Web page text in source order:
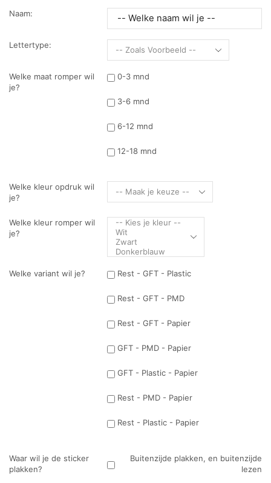
Naam:
Lettertype:
Welke maat romper wil
je?
0-3 mnd
3-6 mnd
6-12 mnd
12-18 mnd
Welke kleur opdruk wil
je?
Welke kleur romper wil
je?
Welke variant wil je? Rest - GFT - Plastic
Rest - GFT - PMD
Rest - GFT - Papier
GFT - PMD - Papier
GFT - Plastic - Papier
Rest - PMD - Papier
Rest - Plastic - Papier
Waar wil je de sticker
plakken?
Buitenzijde plakken, en buitenzijde
lezen